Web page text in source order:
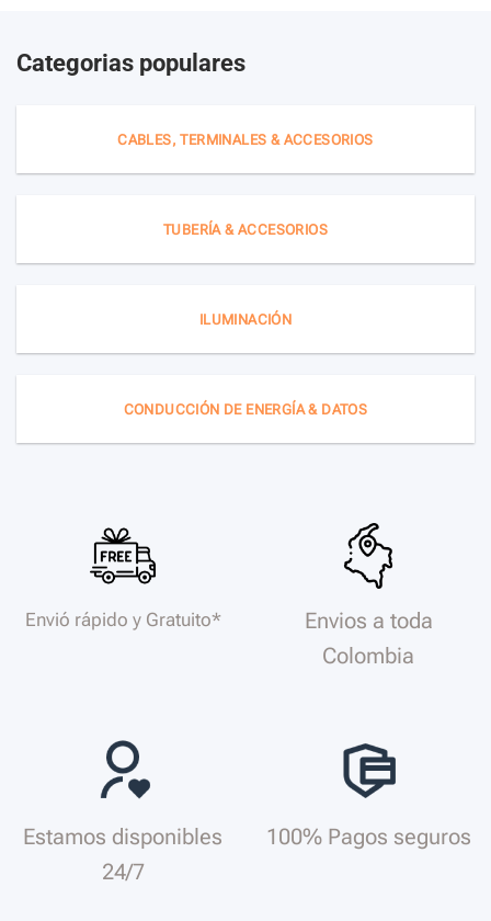
Categorias populares
CABLES, TERMINALES & ACCESORIOS
TUBERÍA & ACCESORIOS
ILUMINACIÓN
CONDUCCIÓN DE ENERGÍA & DATOS
Envió rápido y Gratuito*
Envios a toda
Colombia
Estamos disponibles
24/7
100% Pagos seguros